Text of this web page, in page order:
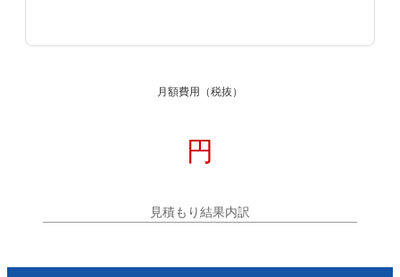
月額費用 （税抜）
円
見積もり結果内訳